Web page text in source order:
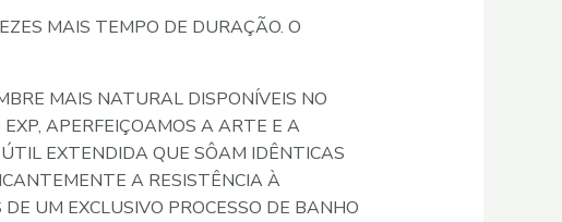
MAIS TEMPO DE DURAÇÃO. O
MAIS NATURAL DISPONÍVEIS NO
APERFEIÇOAMOS A ARTE E A
EXTENDIDA QUE SÔAM IDÊNTICAS
A RESISTÊNCIA À
UM EXCLUSIVO PROCESSO DE BANHO